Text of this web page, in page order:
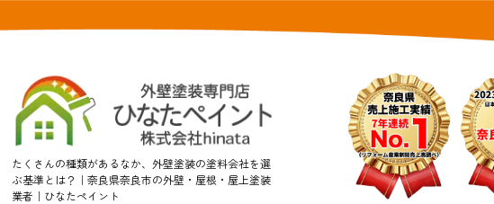
たくさんの種類があるなか、外壁塗装の塗料会社を選
ぶ基準とは？｜奈良県奈良市の外壁・屋根・屋上塗装
業者｜ひなたペイント